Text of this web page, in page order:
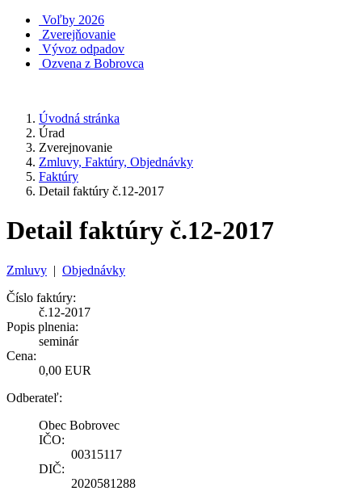
Voľby 2026
Zverejňovanie
Vývoz odpadov
Ozvena z Bobrovca
Úvodná stránka
Úrad
Zverejnovanie
Zmluvy, Faktúry, Objednávky
Faktúry
Detail faktúry č.12-2017
Detail faktúry č.12-2017
Zmluvy | Objednávky
Číslo faktúry:
č.12-2017
Popis plnenia:
seminár
Cena:
0,00 EUR
Odberateľ:
Obec Bobrovec
IČO:
00315117
DIČ:
2020581288